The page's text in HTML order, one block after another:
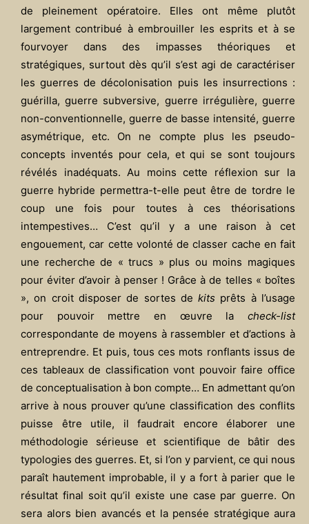
de pleinement opératoire. Elles ont même plutôt
largement contribué à embrouiller les esprits et à se
fourvoyer dans des impasses théoriques et
stratégiques, surtout dès qu’il s’est agi de caractériser
les guerres de décolonisation puis les insurrections :
guérilla, guerre subversive, guerre irrégulière, guerre
non-conventionnelle, guerre de basse intensité, guerre
asymétrique, etc. On ne compte plus les pseudo-
concepts inventés pour cela, et qui se sont toujours
révélés inadéquats. Au moins cette réflexion sur la
guerre hybride permettra-t-elle peut être de tordre le
coup une fois pour toutes à ces théorisations
intempestives… C’est qu’il y a une raison à cet
engouement, car cette volonté de classer cache en fait
une recherche de « trucs » plus ou moins magiques
pour éviter d’avoir à penser ! Grâce à de telles « boîtes
», on croit disposer de sortes dekits prêts à l’usage
pour pouvoir mettre en œuvre la check-list
correspondante de moyens à rassembler et d’actions à
entreprendre. Et puis, tous ces mots ronflants issus de
ces tableaux de classification vont pouvoir faire office
de conceptualisation à bon compte… En admettant qu’on
arrive à nous prouver qu’une classification des conflits
puisse être utile, il faudrait encore élaborer une
méthodologie sérieuse et scientifique de bâtir des
typologies des guerres. Et, si l’on y parvient, ce qui nous
paraît hautement improbable, il y a fort à parier que le
résultat final soit qu’il existe une case par guerre. On
sera alors bien avancés et la pensée stratégique aura